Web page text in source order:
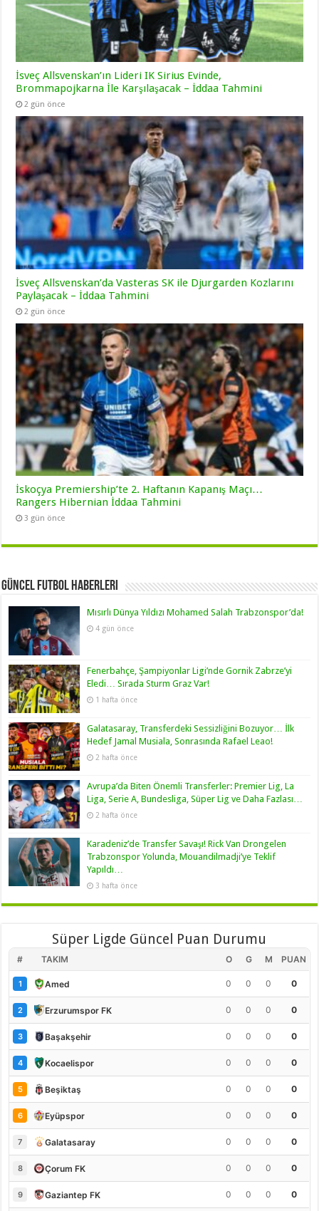
İsveç Allsvenskan’ın Lideri IK Sirius Evinde,
Brommapojkarna İle Karşılaşacak – İddaa Tahmini
2 gün önce
İsveç Allsvenskan’da Vasteras SK ile Djurgarden Kozlarını
Paylaşacak – İddaa Tahmini
2 gün önce
İskoçya Premiership’te 2. Haftanın Kapanış Maçı…
Rangers Hibernian İddaa Tahmini
3 gün önce
Güncel Futbol Haberleri
Mısırlı Dünya Yıldızı Mohamed Salah Trabzonspor’da!
4 gün önce
Fenerbahçe, Şampiyonlar Ligi’nde Gornik Zabrze’yi
Eledi… Sırada Sturm Graz Var!
1 hafta önce
Galatasaray, Transferdeki Sessizliğini Bozuyor… İlk
Hedef Jamal Musiala, Sonrasında Rafael Leao!
2 hafta önce
Avrupa’da Biten Önemli Transferler: Premier Lig, La
Liga, Serie A, Bundesliga, Süper Lig ve Daha Fazlası…
2 hafta önce
Karadeniz’de Transfer Savaşı! Rick Van Drongelen
Trabzonspor Yolunda, Mouandilmadji’ye Teklif
Yapıldı…
3 hafta önce
Süper Ligde Güncel Puan Durumu
# TAKIM O G M PUAN
1 Amed 0 0 0 0
2 Erzurumspor FK 0 0 0 0
3 Başakşehir 0 0 0 0
4 Kocaelispor 0 0 0 0
5 Beşiktaş 0 0 0 0
6 Eyüpspor 0 0 0 0
7 Galatasaray 0 0 0 0
8 Çorum FK 0 0 0 0
9 Gaziantep FK 0 0 0 0